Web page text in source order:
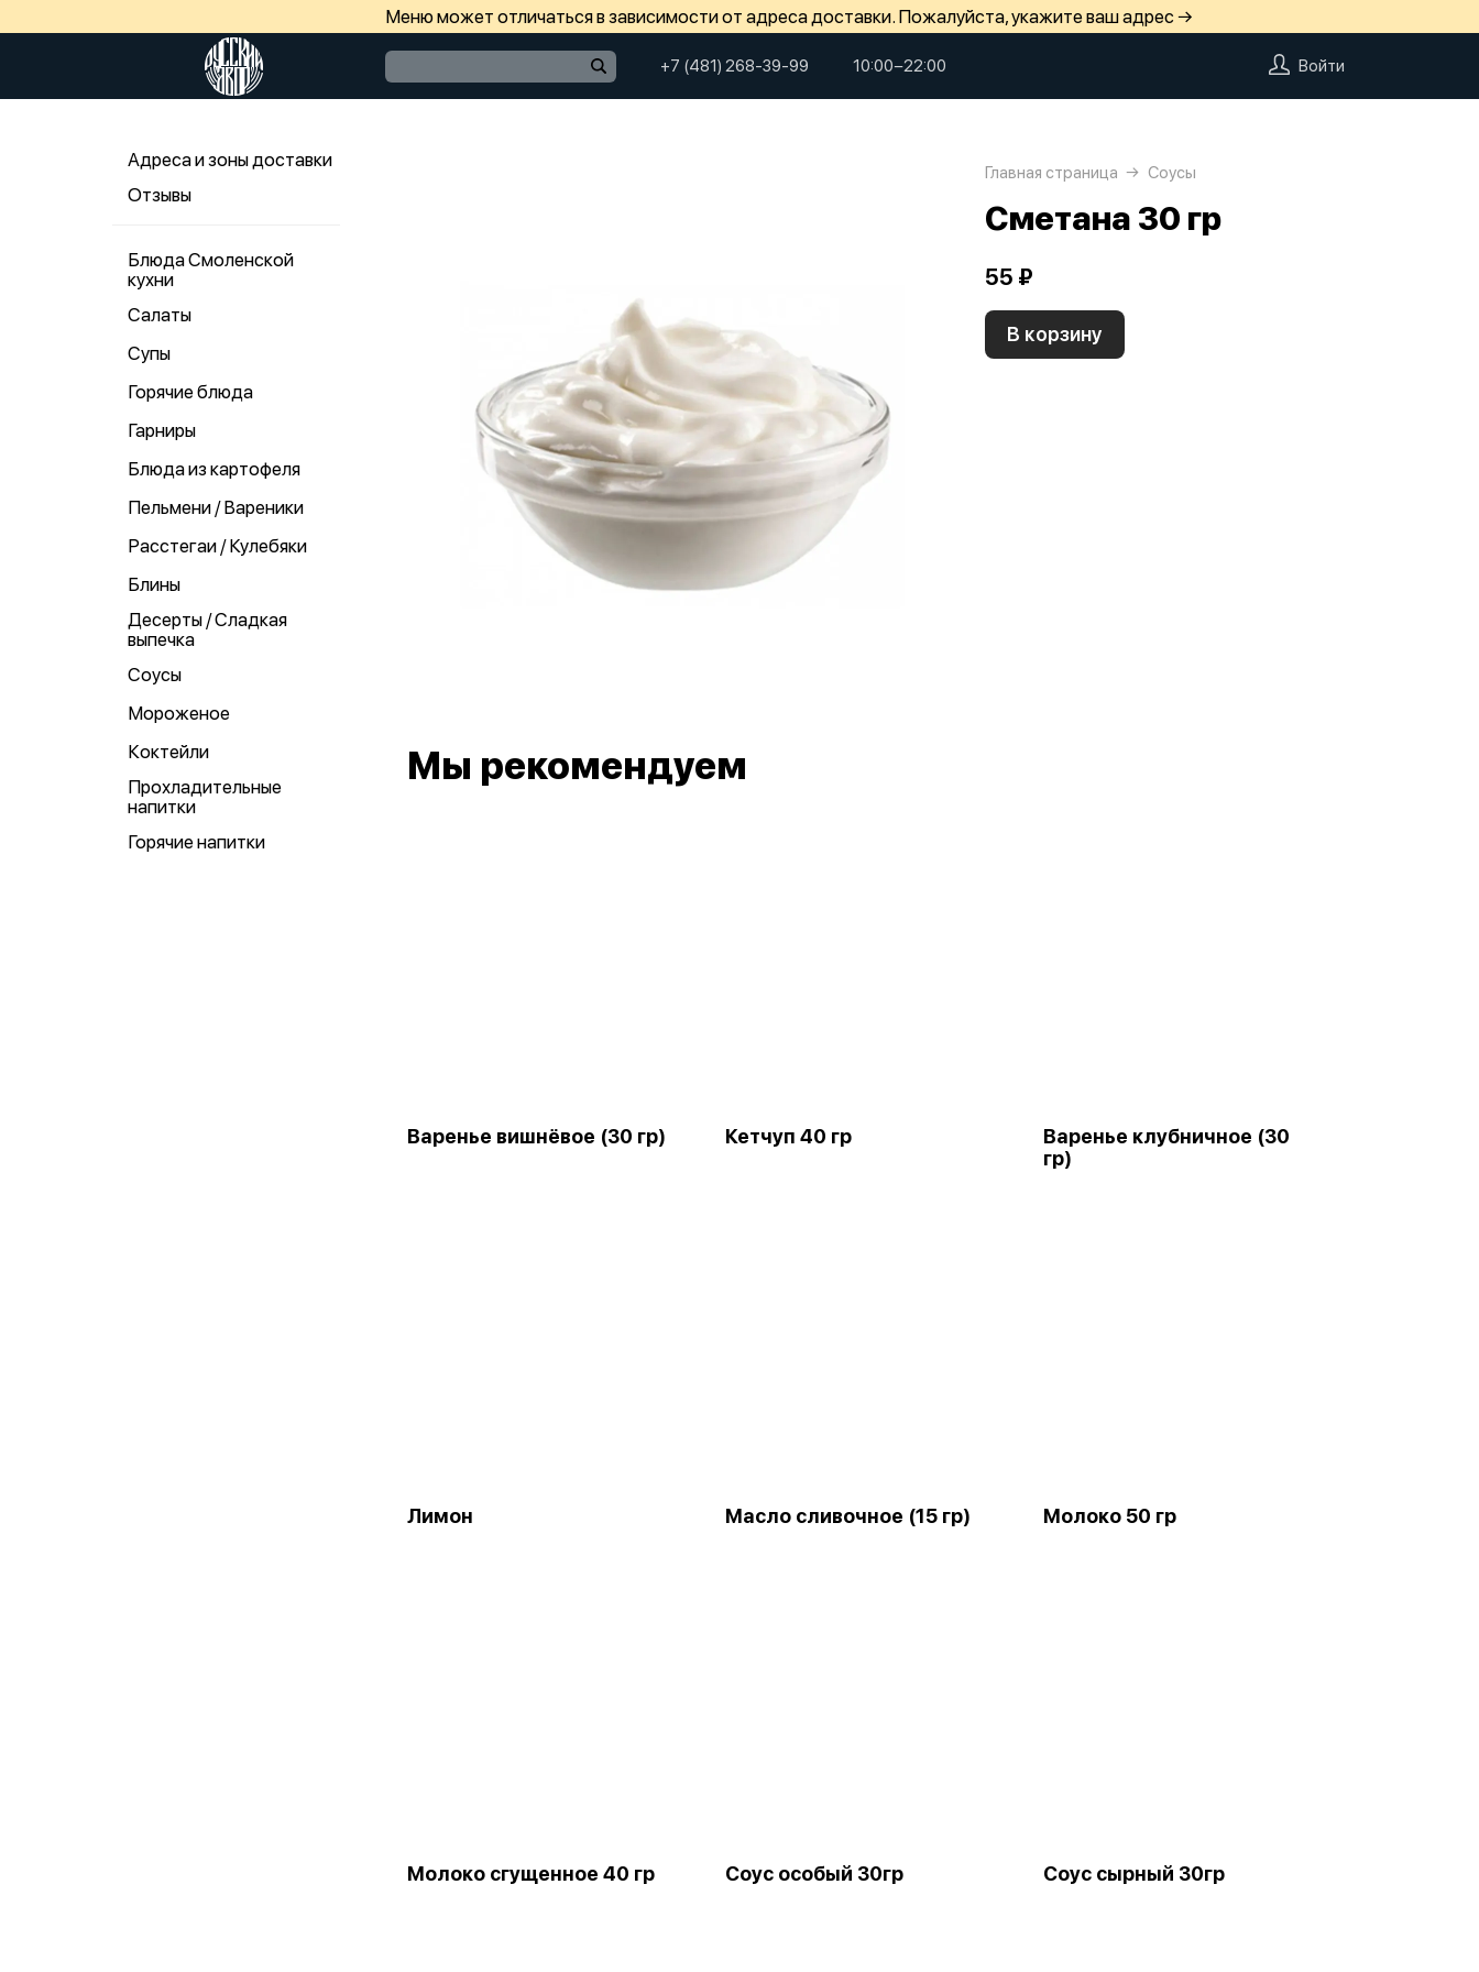
Меню может отличаться в зависимости от адреса доставки. Пожалуйста, укажите ваш адрес →
+7 (481) 268-39-99 10:00−22:00 Войти
Адреса и зоны доставки
Отзывы
Блюда Смоленской
кухни
Салаты
Супы
Горячие блюда
Гарниры
Блюда из картофеля
Пельмени / Вареники
Расстегаи / Кулебяки
Блины
Десерты / Сладкая
выпечка
Соусы
Мороженое
Коктейли
Прохладительные
напитки
Горячие напитки
Главная страница Соусы
Сметана 30 гр
55 ₽
В корзину
Мы рекомендуем
Варенье вишнёвое (30 гр) Кетчуп 40 гр
Варенье клубничное (30
гр)
Лимон Масло сливочное (15 гр) Молоко 50 гр
Молоко сгущенное 40 гр Соус особый 30гр Соус сырный 30гр